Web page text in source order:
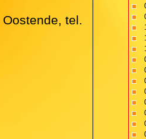
tel.